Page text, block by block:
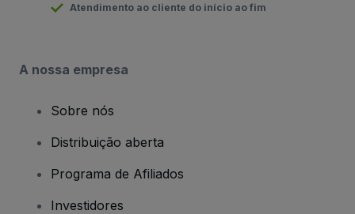
Atendimento ao cliente do início ao fim
A nossa empresa
Sobre nós
Distribuição aberta
Programa de Afiliados
Investidores